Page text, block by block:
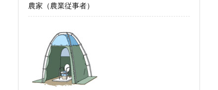
農家（農業従事者）